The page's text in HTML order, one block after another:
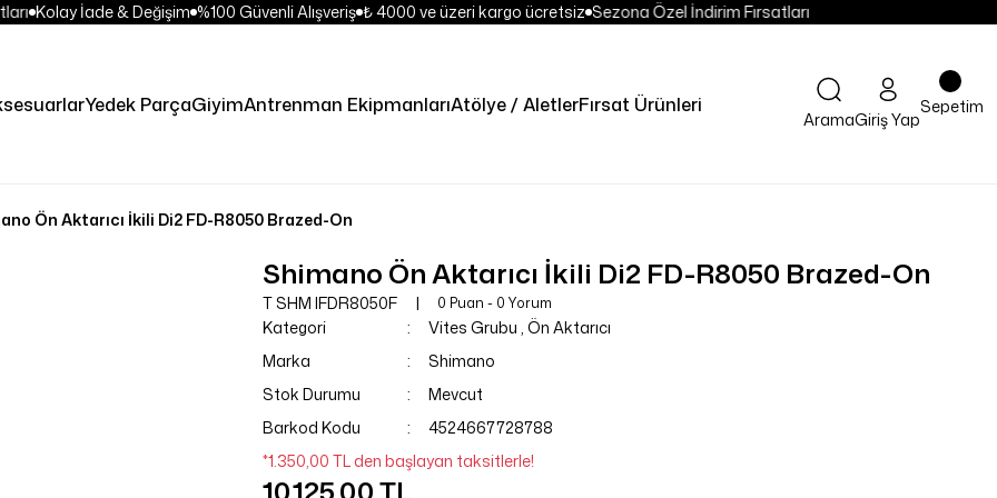
Kolay İade & Değişim %100 Güvenli Alışveriş ₺ 4000 ve üzeri kargo ücretsiz Sezona Özel İndirim Fırsatları
Yedek ParçaGiyimAntrenman EkipmanlarıAtölye / AletlerFırsat Ürünleri
AramaGiriş Yap
Sepetim
Ön Aktarıcı İkili Di2 FD-R8050 Brazed-On
Shimano Ön Aktarıcı İkili Di2 FD-R8050 Brazed-On
T SHM IFDR8050F 0 Puan - 0 Yorum
Kategori Vites Grubu , Ön Aktarıcı
Marka
Shimano
Stok Durumu
Mevcut
Barkod Kodu
4524667728788
*1.350,00 TL den başlayan taksitlerle!